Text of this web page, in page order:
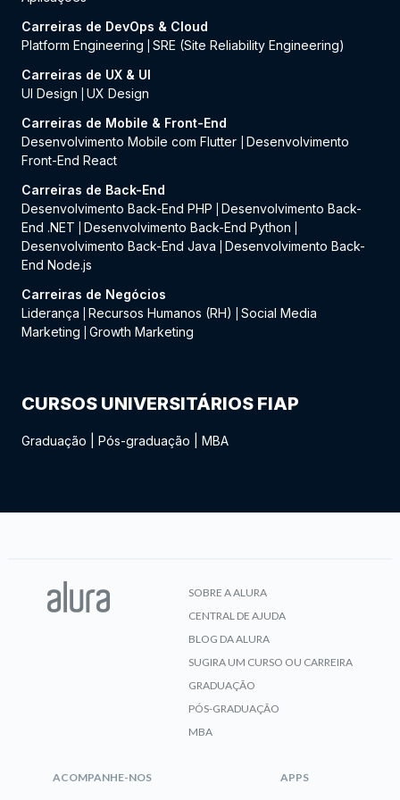
Carreiras de DevOps & Cloud
Platform Engineering
SRE (Site Reliability Engineering)
Carreiras de UX & UI
UI Design
UX Design
Carreiras de Mobile & Front-End
Desenvolvimento Mobile com Flutter
Desenvolvimento
Front-End React
Carreiras de Back-End
Desenvolvimento Back-End PHP
Desenvolvimento Back-
End .NET
Desenvolvimento Back-End Python
Desenvolvimento Back-End Java
Desenvolvimento Back-
End Node.js
Carreiras de Negócios
Liderança
Recursos Humanos (RH)
Social Media
Marketing
Growth Marketing
CURSOS UNIVERSITÁRIOS FIAP
Graduação Pós-graduação MBA
SOBRE A ALURA
CENTRAL DE AJUDA
BLOG DA ALURA
SUGIRA UM CURSO OU CARREIRA
GRADUAÇÃO
PÓS-GRADUAÇÃO
MBA
ACOMPANHE-NOS APPS